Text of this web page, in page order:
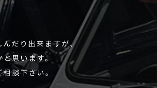
だり出来ますが、
思います。
談下さい。